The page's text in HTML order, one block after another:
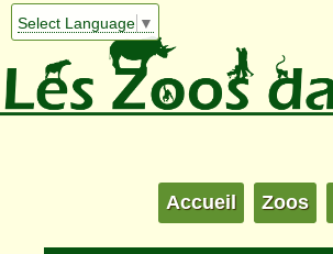
Select Language ▼
Accueil Zoos